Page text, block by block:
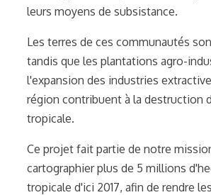
leurs moyens de subsistance.
Les terres de ces communautés
tandis que les plantations agro-
l'expansion des industries
région contribuent à la destruction
tropicale.
Ce projet fait partie de notre
cartographier plus de 5 millions
tropicale d'ici 2017, afin de rendre